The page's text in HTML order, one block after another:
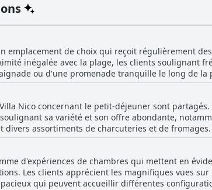
emplacement de choix qui reçoit régulièrement
inégalée avec la plage, les clients soulignant
ou d'une promenade tranquille le long de la
qui améliore l'expérience globale. La position de la propriété est non
de la plage, mais elle est également bien
en ville en seulement 15 à 20 minutes.
de son emplacement côtier avantageux, l'hôtel est décrit comme bien
Dîner avec vue sur la mer est une autre
qui ajoute à son attrait. Bien que la décoration de
est que la gentillesse du personnel et l'emplacement
balnéaire magnifique, calme et idéalement
Nico concernant le petit-déjeuner sont
sa variété et son offre abondante,
divers assortiments de charcuteries et de
différents régimes alimentaires, y compris
chambre est perçue comme un bon rapport
l'expérience globale. Cependant, certains clients ont souligné la répétition des
disponibles chaque jour, ce qui conduit à
ont trouvé le petit-déjeuner basique et simple,
d'expériences de chambres qui mettent en
Les clients apprécient les magnifiques vues
qui peuvent accueillir différentes